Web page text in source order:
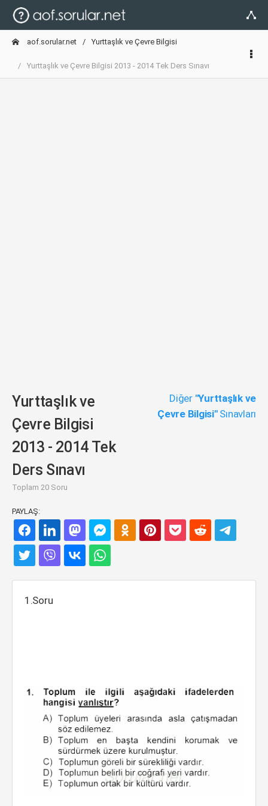
aof.sorular.net Yurttaşlık ve Çevre Bilgisi
Yurttaşlık ve Çevre Bilgisi 2013 - 2014 Tek Ders Sınavı
Yurttaşlık ve
Çevre Bilgisi
2013 - 2014 Tek
Ders Sınavı
Toplam 20 Soru
Diğer "Yurttaşlık ve
Çevre Bilgisi"Sınavları
PAYLAŞ:
1.Soru